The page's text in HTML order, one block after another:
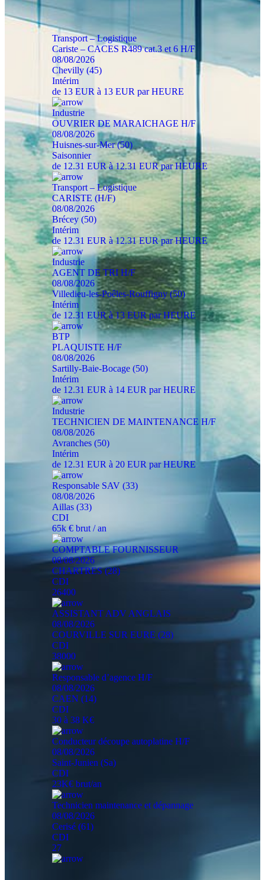
Transport – Logistique
Cariste – CACES R489 cat.3 et 6 H/F
08/08/2026
Chevilly (45)
Intérim
de 13 EUR à 13 EUR par HEURE
Industrie
OUVRIER DE MARAICHAGE H/F
08/08/2026
Huisnes-sur-Mer (50)
Saisonnier
de 12.31 EUR à 12.31 EUR par HEURE
Transport – Logistique
CARISTE (H/F)
08/08/2026
Brécey (50)
Intérim
de 12.31 EUR à 12.31 EUR par HEURE
Industrie
AGENT DE TRI H/F
08/08/2026
Villedieu-les-Poêles-Rouffigny (50)
Intérim
de 12.31 EUR à 13 EUR par HEURE
BTP
PLAQUISTE H/F
08/08/2026
Sartilly-Baie-Bocage (50)
Intérim
de 12.31 EUR à 14 EUR par HEURE
Industrie
TECHNICIEN DE MAINTENANCE H/F
08/08/2026
Avranches (50)
Intérim
de 12.31 EUR à 20 EUR par HEURE
Responsable SAV (33)
08/08/2026
Aillas (33)
CDI
65k € brut / an
COMPTABLE FOURNISSEUR
08/08/2026
CHARTRES (28)
CDI
26400
ASSISTANT ADV ANGLAIS
08/08/2026
COURVILLE SUR EURE (28)
CDI
38000
Responsable d’agence H/F
08/08/2026
CAEN (14)
CDI
30 à 38 K€
Conducteur découpe autoplatine H/F
08/08/2026
Saint-Junien (Sa)
CDI
23K€ brut/an
Technicien maintenance et dépannage
08/08/2026
Cerisé (61)
CDI
27